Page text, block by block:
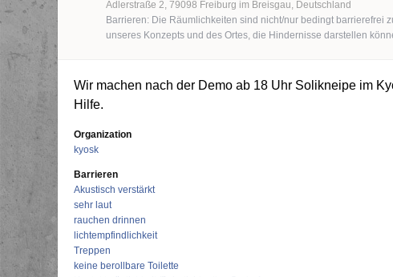
Adlerstraße 2 79098 Freiburg im Breisgau Deutschland
Barrieren: Die Räumlichkeiten sind nicht/nur bedingt barrierefrei
unseres Konzepts und des Ortes, die Hindernisse darstellen
Wir machen nach der Demo ab 18 Uhr Solikneipe im
Hilfe.
Organization
kyosk
Barrieren
Akustisch verstärkt
sehr laut
rauchen drinnen
lichtempfindlichkeit
Treppen
keine berollbare Toilette